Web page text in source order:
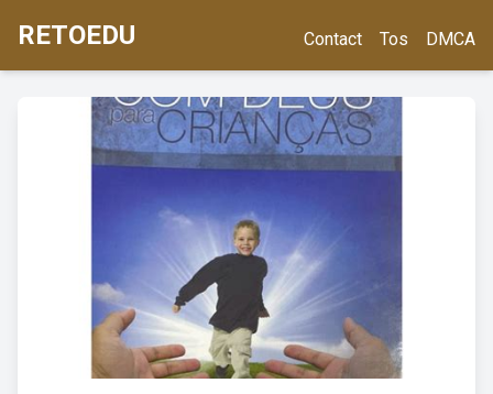
RETOEDU Contact Tos DMCA